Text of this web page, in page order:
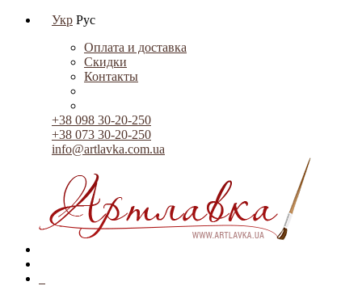
Укр Рус
Оплата и доставка
Скидки
Контакты
+38 098 30-20-250
+38 073 30-20-250
info@artlavka.com.ua